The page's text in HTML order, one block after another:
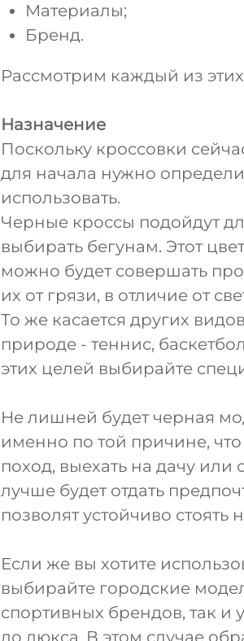
Материалы;
Бренд.
Рассмотрим каждый из
Назначение
Поскольку кроссовки
для начала нужно
использовать.
Черные кроссы подойдут
выбирать бегунам. Этот
можно будет совершать
их от грязи, в отличие от
То же касается других
природе - теннис,
этих целей выбирайте
Не лишней будет черная
именно по той причине,
поход, выехать на дачу или
лучше будет отдать
позволят устойчиво стоять
Если же вы хотите
выбирайте городские
спортивных брендов, так и
до люкса. В этом случае